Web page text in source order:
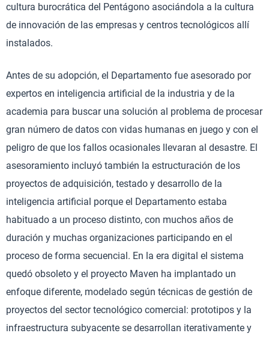
cultura burocrática del Pentágono asociándola a la cultura
de innovación de las empresas y centros tecnológicos allí
instalados.
Antes de su adopción, el Departamento fue asesorado por
expertos en inteligencia artificial de la industria y de la
academia para buscar una solución al problema de procesar
gran número de datos con vidas humanas en juego y con el
peligro de que los fallos ocasionales llevaran al desastre. El
asesoramiento incluyó también la estructuración de los
proyectos de adquisición, testado y desarrollo de la
inteligencia artificial porque el Departamento estaba
habituado a un proceso distinto, con muchos años de
duración y muchas organizaciones participando en el
proceso de forma secuencial. En la era digital el sistema
quedó obsoleto y el proyecto Maven ha implantado un
enfoque diferente, modelado según técnicas de gestión de
proyectos del sector tecnológico comercial: prototipos y la
infraestructura subyacente se desarrollan iterativamente y